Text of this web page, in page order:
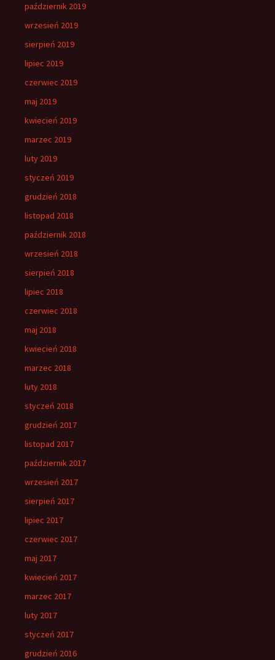
październik 2019
wrzesień 2019
sierpień 2019
lipiec 2019
czerwiec 2019
maj 2019
kwiecień 2019
marzec 2019
luty 2019
styczeń 2019
grudzień 2018
listopad 2018
październik 2018
wrzesień 2018
sierpień 2018
lipiec 2018
czerwiec 2018
maj 2018
kwiecień 2018
marzec 2018
luty 2018
styczeń 2018
grudzień 2017
listopad 2017
październik 2017
wrzesień 2017
sierpień 2017
lipiec 2017
czerwiec 2017
maj 2017
kwiecień 2017
marzec 2017
luty 2017
styczeń 2017
grudzień 2016